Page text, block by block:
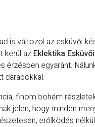
is változol az esküvői
kerül az Eklektika
érzésben egyaránt.
darabokkal.
finom bohém
jelen, hogy minden
erőlködés